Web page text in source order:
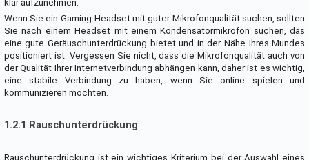
klar aufzunehmen.
Wenn Sie ein Gaming-Headset mit guter Mikrofonqualität suchen, sollten
Sie nach einem Headset mit einem Kondensatormikrofon suchen, das
eine gute Geräuschunterdrückung bietet und in der Nähe Ihres Mundes
positioniert ist. Vergessen Sie nicht, dass die Mikrofonqualität auch von
der Qualität Ihrer Internetverbindung abhängen kann, daher ist es wichtig,
eine stabile Verbindung zu haben, wenn Sie online spielen und
kommunizieren möchten.
1.2.1 Rauschunterdrückung
Rauschunterdrückung ist ein wichtiges Kriterium bei der Auswahl eines